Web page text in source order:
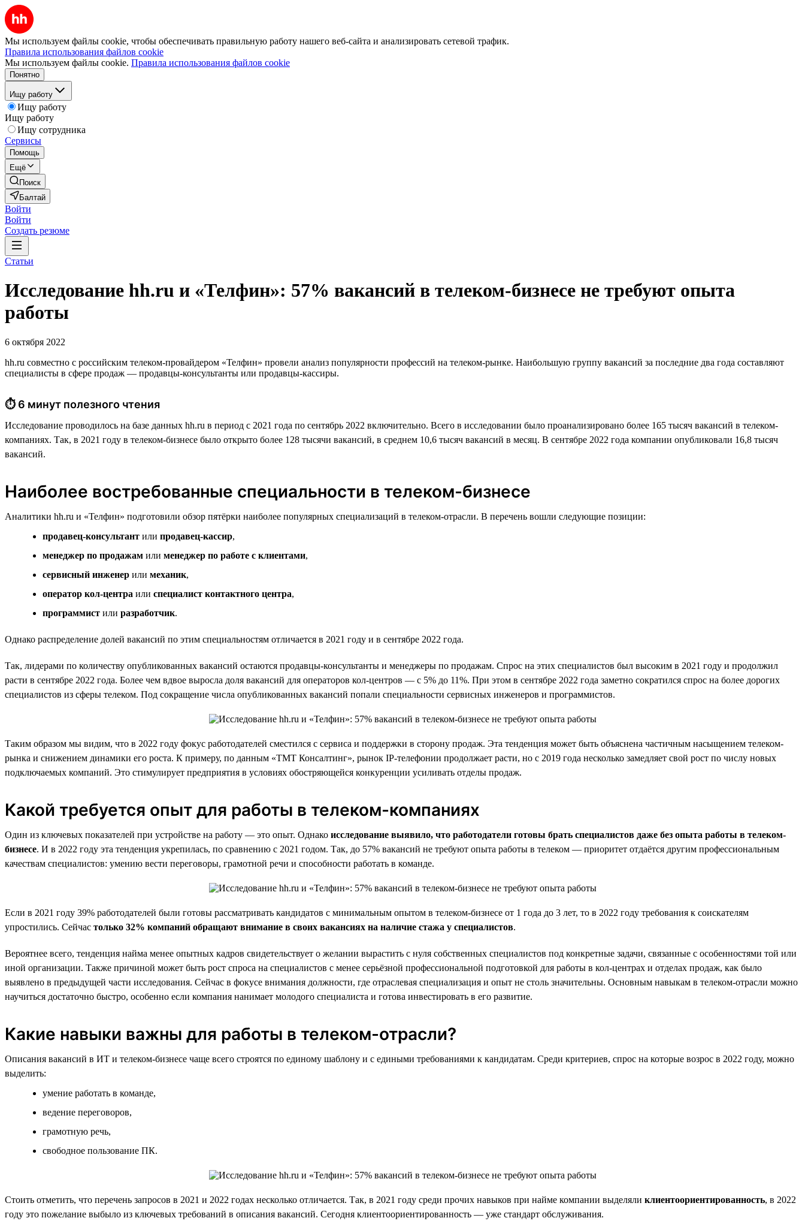
Мы используем файлы cookie, чтобы обеспечивать правильную работу нашего веб-сайта и анализировать сетевой трафик.
Правила использования файлов cookie
Мы используем файлы cookie. Правила использования файлов cookie
Понятно
Ищу работу
Ищу работу
Ищу работу
Ищу сотрудника
Сервисы
Помощь
Ещё
Поиск
Балтай
Войти
Войти
Создать резюме
Статьи
Исследование hh.ru и «Телфин»: 57% вакансий в телеком-бизнесе не требуют опыта
работы
6 октября 2022
hh.ru совместно с российским телеком-провайдером «Телфин» провели анализ популярности профессий на телеком-рынке. Наибольшую группу вакансий за последние два года составляют
специалисты в сфере продаж — продавцы-консультанты или продавцы-кассиры.
⏱ 6 минут полезного чтения
Исследование проводилось на базе данных hh.ru в период с 2021 года по сентябрь 2022 включительно. Всего в исследовании было проанализировано более 165 тысяч вакансий в телеком-
компаниях. Так, в 2021 году в телеком-бизнесе было открыто более 128 тысячи вакансий, в среднем 10,6 тысяч вакансий в месяц. В сентябре 2022 года компании опубликовали 16,8 тысяч
вакансий.
Наиболее востребованные специальности в телеком-бизнесе
Аналитики hh.ru и «Телфин» подготовили обзор пятёрки наиболее популярных специализаций в телеком-отрасли. В перечень вошли следующие позиции:
продавец-консультант или продавец-кассир,
менеджер по продажам или менеджер по работе с клиентами,
сервисный инженер или механик,
оператор кол-центра или специалист контактного центра,
программист или разработчик.
Однако распределение долей вакансий по этим специальностям отличается в 2021 году и в сентябре 2022 года.
Так, лидерами по количеству опубликованных вакансий остаются продавцы-консультанты и менеджеры по продажам. Спрос на этих специалистов был высоким в 2021 году и продолжил
расти в сентябре 2022 года. Более чем вдвое выросла доля вакансий для операторов кол-центров — с 5% до 11%. При этом в сентябре 2022 года заметно сократился спрос на более дорогих
специалистов из сферы телеком. Под сокращение числа опубликованных вакансий попали специальности сервисных инженеров и программистов.
Таким образом мы видим, что в 2022 году фокус работодателей сместился с сервиса и поддержки в сторону продаж. Эта тенденция может быть объяснена частичным насыщением телеком-
рынка и снижением динамики его роста. К примеру, по данным «ТМТ Консалтинг», рынок IP-телефонии продолжает расти, но с 2019 года несколько замедляет свой рост по числу новых
подключаемых компаний. Это стимулирует предприятия в условиях обостряющейся конкуренции усиливать отделы продаж.
Какой требуется опыт для работы в телеком-компаниях
Один из ключевых показателей при устройстве на работу — это опыт. Однако исследование выявило, что работодатели готовы брать специалистов даже без опыта работы в телеком-
бизнесе. И в 2022 году эта тенденция укрепилась, по сравнению с 2021 годом. Так, до 57% вакансий не требуют опыта работы в телеком — приоритет отдаётся другим профессиональным
качествам специалистов: умению вести переговоры, грамотной речи и способности работать в команде.
Если в 2021 году 39% работодателей были готовы рассматривать кандидатов с минимальным опытом в телеком-бизнесе от 1 года до 3 лет, то в 2022 году требования к соискателям
упростились. Сейчас только 32% компаний обращают внимание в своих вакансиях на наличие стажа у специалистов.
Вероятнее всего, тенденция найма менее опытных кадров свидетельствует о желании вырастить с нуля собственных специалистов под конкретные задачи, связанные с особенностями той или
иной организации. Также причиной может быть рост спроса на специалистов с менее серьёзной профессиональной подготовкой для работы в кол-центрах и отделах продаж, как было
выявлено в предыдущей части исследования. Сейчас в фокусе внимания должности, где отраслевая специализация и опыт не столь значительны. Основным навыкам в телеком-отрасли можно
научиться достаточно быстро, особенно если компания нанимает молодого специалиста и готова инвестировать в его развитие.
Какие навыки важны для работы в телеком-отрасли?
Описания вакансий в ИТ и телеком-бизнесе чаще всего строятся по единому шаблону и с едиными требованиями к кандидатам. Среди критериев, спрос на которые возрос в 2022 году, можно
выделить:
умение работать в команде,
ведение переговоров,
грамотную речь,
свободное пользование ПК.
Стоить отметить, что перечень запросов в 2021 и 2022 годах несколько отличается. Так, в 2021 году среди прочих навыков при найме компании выделяли клиентоориентированность, в 2022
году это пожелание выбыло из ключевых требований в описания вакансий. Сегодня клиентоориентированность — уже стандарт обслуживания.